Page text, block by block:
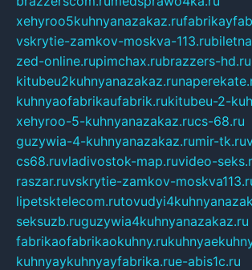
xehyroo5kuhnyanazakaz.ru
vskrytie-zamkov-moskva-113.ru
zed-online.rupimchax.rubrazzers-hd.ru
kitubeu2kuhnyanazakaz.ru
kuhnyaofabrikaufabrik.rukitubeu-2-
xehyroo-5-kuhnyanazakaz.rucs-68.ru
guzywia-4-kuhnyanazakaz.rumir-tk.ru
cs68.ruvladivostok-map.ruvideo-
raszar.ruvskrytie-zamkov-
lipetsktelecom.ru
seksuzb.ruguzywia4kuhnyanazakaz.ru
fabrikaofabrikaokuhny.ru
kuhnyaykuhnyayfabrika.rue-abis1c.ru